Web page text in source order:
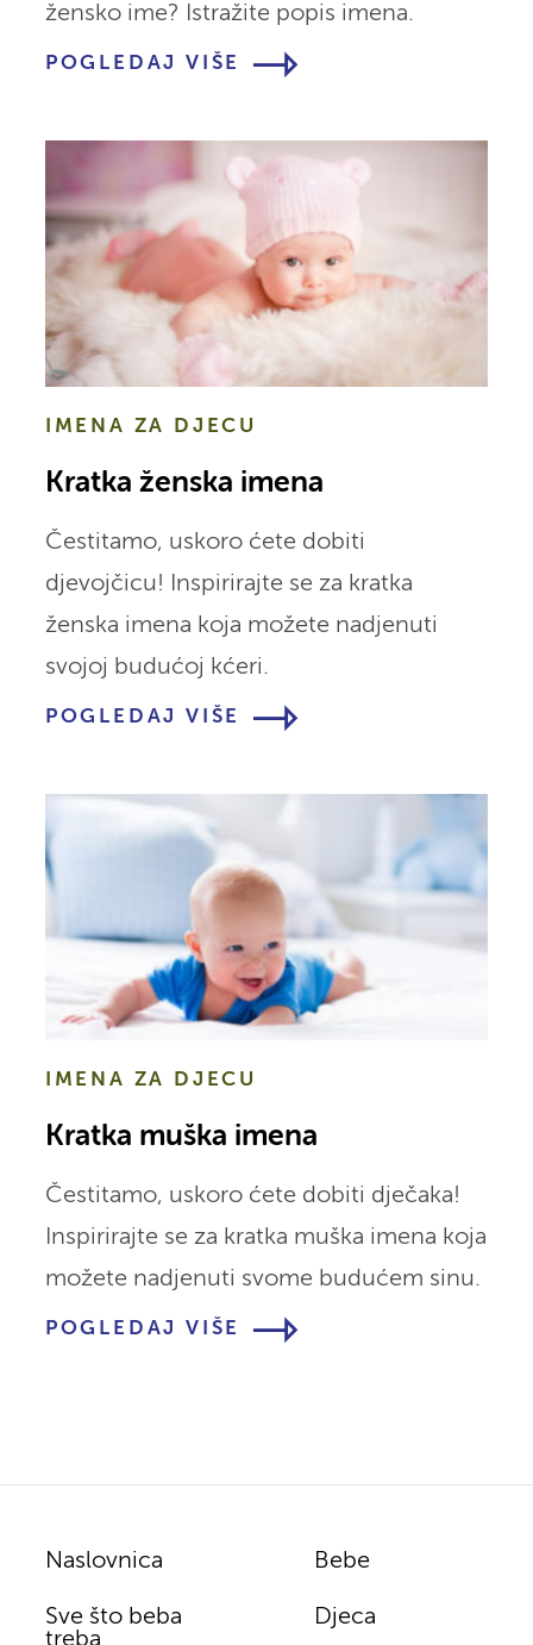
žensko ime? Istražite popis imena.
POGLEDAJ VIŠE
IMENA ZA DJECU
Kratka ženska imena
Čestitamo, uskoro ćete dobiti
djevojčicu! Inspirirajte se za kratka
ženska imena koja možete nadjenuti
svojoj budućoj kćeri.
POGLEDAJ VIŠE
IMENA ZA DJECU
Kratka muška imena
Čestitamo, uskoro ćete dobiti dječaka!
Inspirirajte se za kratka muška imena koja
možete nadjenuti svome budućem sinu.
POGLEDAJ VIŠE
Naslovnica
Sve što beba
treba
Bebe
Djeca